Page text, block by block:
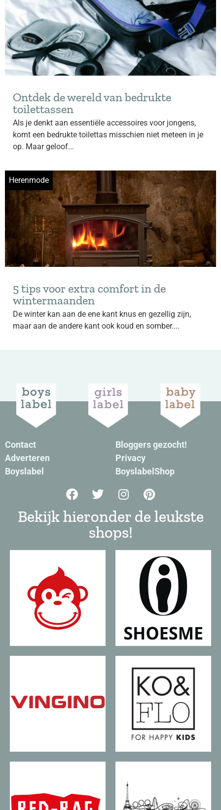
Ontdek de wereld van bedrukte
toilettassen
Als je denkt aan essentiële accessoires voor jongens,
komt een bedrukte toilettas misschien niet meteen in je
op. Maar geloof...
Herenmode
5 tips voor extra comfort in de
wintermaanden
De winter kan aan de ene kant knus en gezellig zijn,
maar aan de andere kant ook koud en somber....
Contact
Adverteren
Boyslabel
Bloggers gezocht!
Privacy
BoyslabelShop
Bekijk hieronder de leukste
shops!